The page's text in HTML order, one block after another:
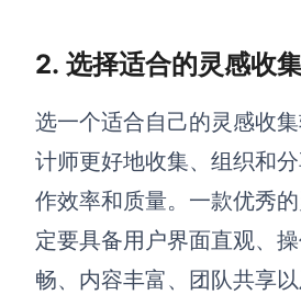
AI生成价
数据分析与策略
AI生成用户画像
智
AI
2. 选择适合的灵感收
选一个适合自己的灵感收
计师更好地收集、组织和
作效率和质量。一款优秀
定要具备用户界面直观、
畅、内容丰富、团队共享